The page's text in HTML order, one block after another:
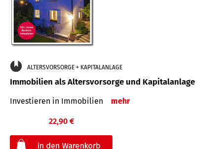
ALTERSVORSORGE + KAPITALANLAGE
Immobilien als Altersvorsorge und Kapitalanlage
Investieren in Immobilien mehr
22,90 €